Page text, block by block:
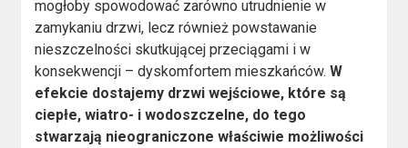
mogłoby spowodować zarówno utrudnienie w
zamykaniu drzwi, lecz również powstawanie
nieszczelności skutkującej przeciągami i w
konsekwencji – dyskomfortem mieszkańców.W
efekcie dostajemy drzwi wejściowe, które są
ciepłe, wiatro- i wodoszczelne, do tego
stwarzają nieograniczone właściwie możliwości